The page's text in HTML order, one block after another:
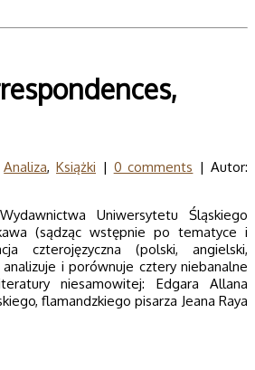
Analiza,Książki | 0 comments | Autor:
Uniwersytetu Śląskiego
(sądząc wstępnie po tematyce i
czterojęzyczna (polski, angielski,
analizuje i porównuje cztery niebanalne
niesamowitej: Edgara Allana
flamandzkiego pisarza Jeana Raya